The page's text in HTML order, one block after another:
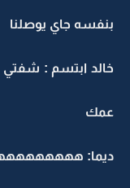
بنفسه جاي يوصلنا
خالد ابتسم :
عمك
ديما: